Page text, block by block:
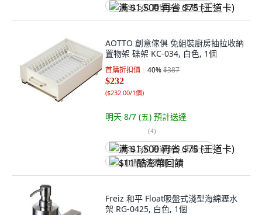
满 $1,500 再省 $75 (王道卡)
AOTTO 創意傢俱 免組裝廚房抽拉收納
置物架 碟架 KC-034, 白色, 1個
首購折扣價 40%$387
$232
($232.00/1個)
明天 8/7 (五) 預計送達
(4)
满 $1,500 再省 $75 (王道卡)
$11 酷澎幣回饋
Freiz 和平 Float吸盤式淺型海綿瀝水
架 RG-0425, 白色, 1個